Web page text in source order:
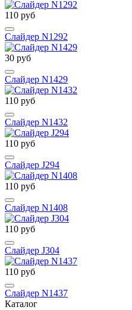
110 руб
Слайдер N1292
30 руб
Слайдер N1429
110 руб
Слайдер N1432
110 руб
Слайдер J294
110 руб
Слайдер N1408
110 руб
Слайдер J304
110 руб
Слайдер N1437
Каталог